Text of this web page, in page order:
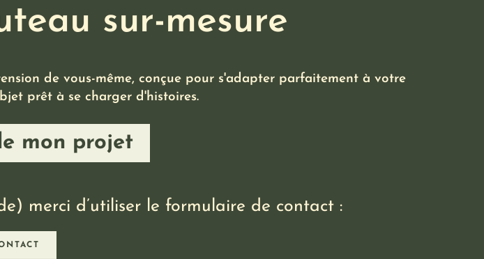
sur-mesure
de vous-même, conçue pour s'adapter parfaitement à votre
prêt à se charger d'histoires.
mon projet
merci d’utiliser le formulaire de contact :